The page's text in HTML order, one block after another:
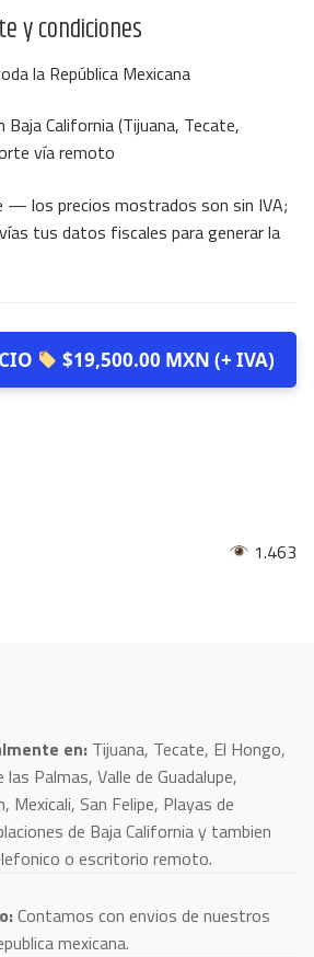
y condiciones
la República Mexicana
Baja California (Tijuana, Tecate,
vía remoto
— los precios mostrados son sin IVA;
tus datos fiscales para generar la
$19,500.00 MXN (+ IVA)
1.463
en: Tijuana, Tecate, El Hongo,
Palmas, Valle de Guadalupe,
Mexicali, San Felipe, Playas de
de Baja California y tambien
o escritorio remoto.
Contamos con envios de nuestros
mexicana.